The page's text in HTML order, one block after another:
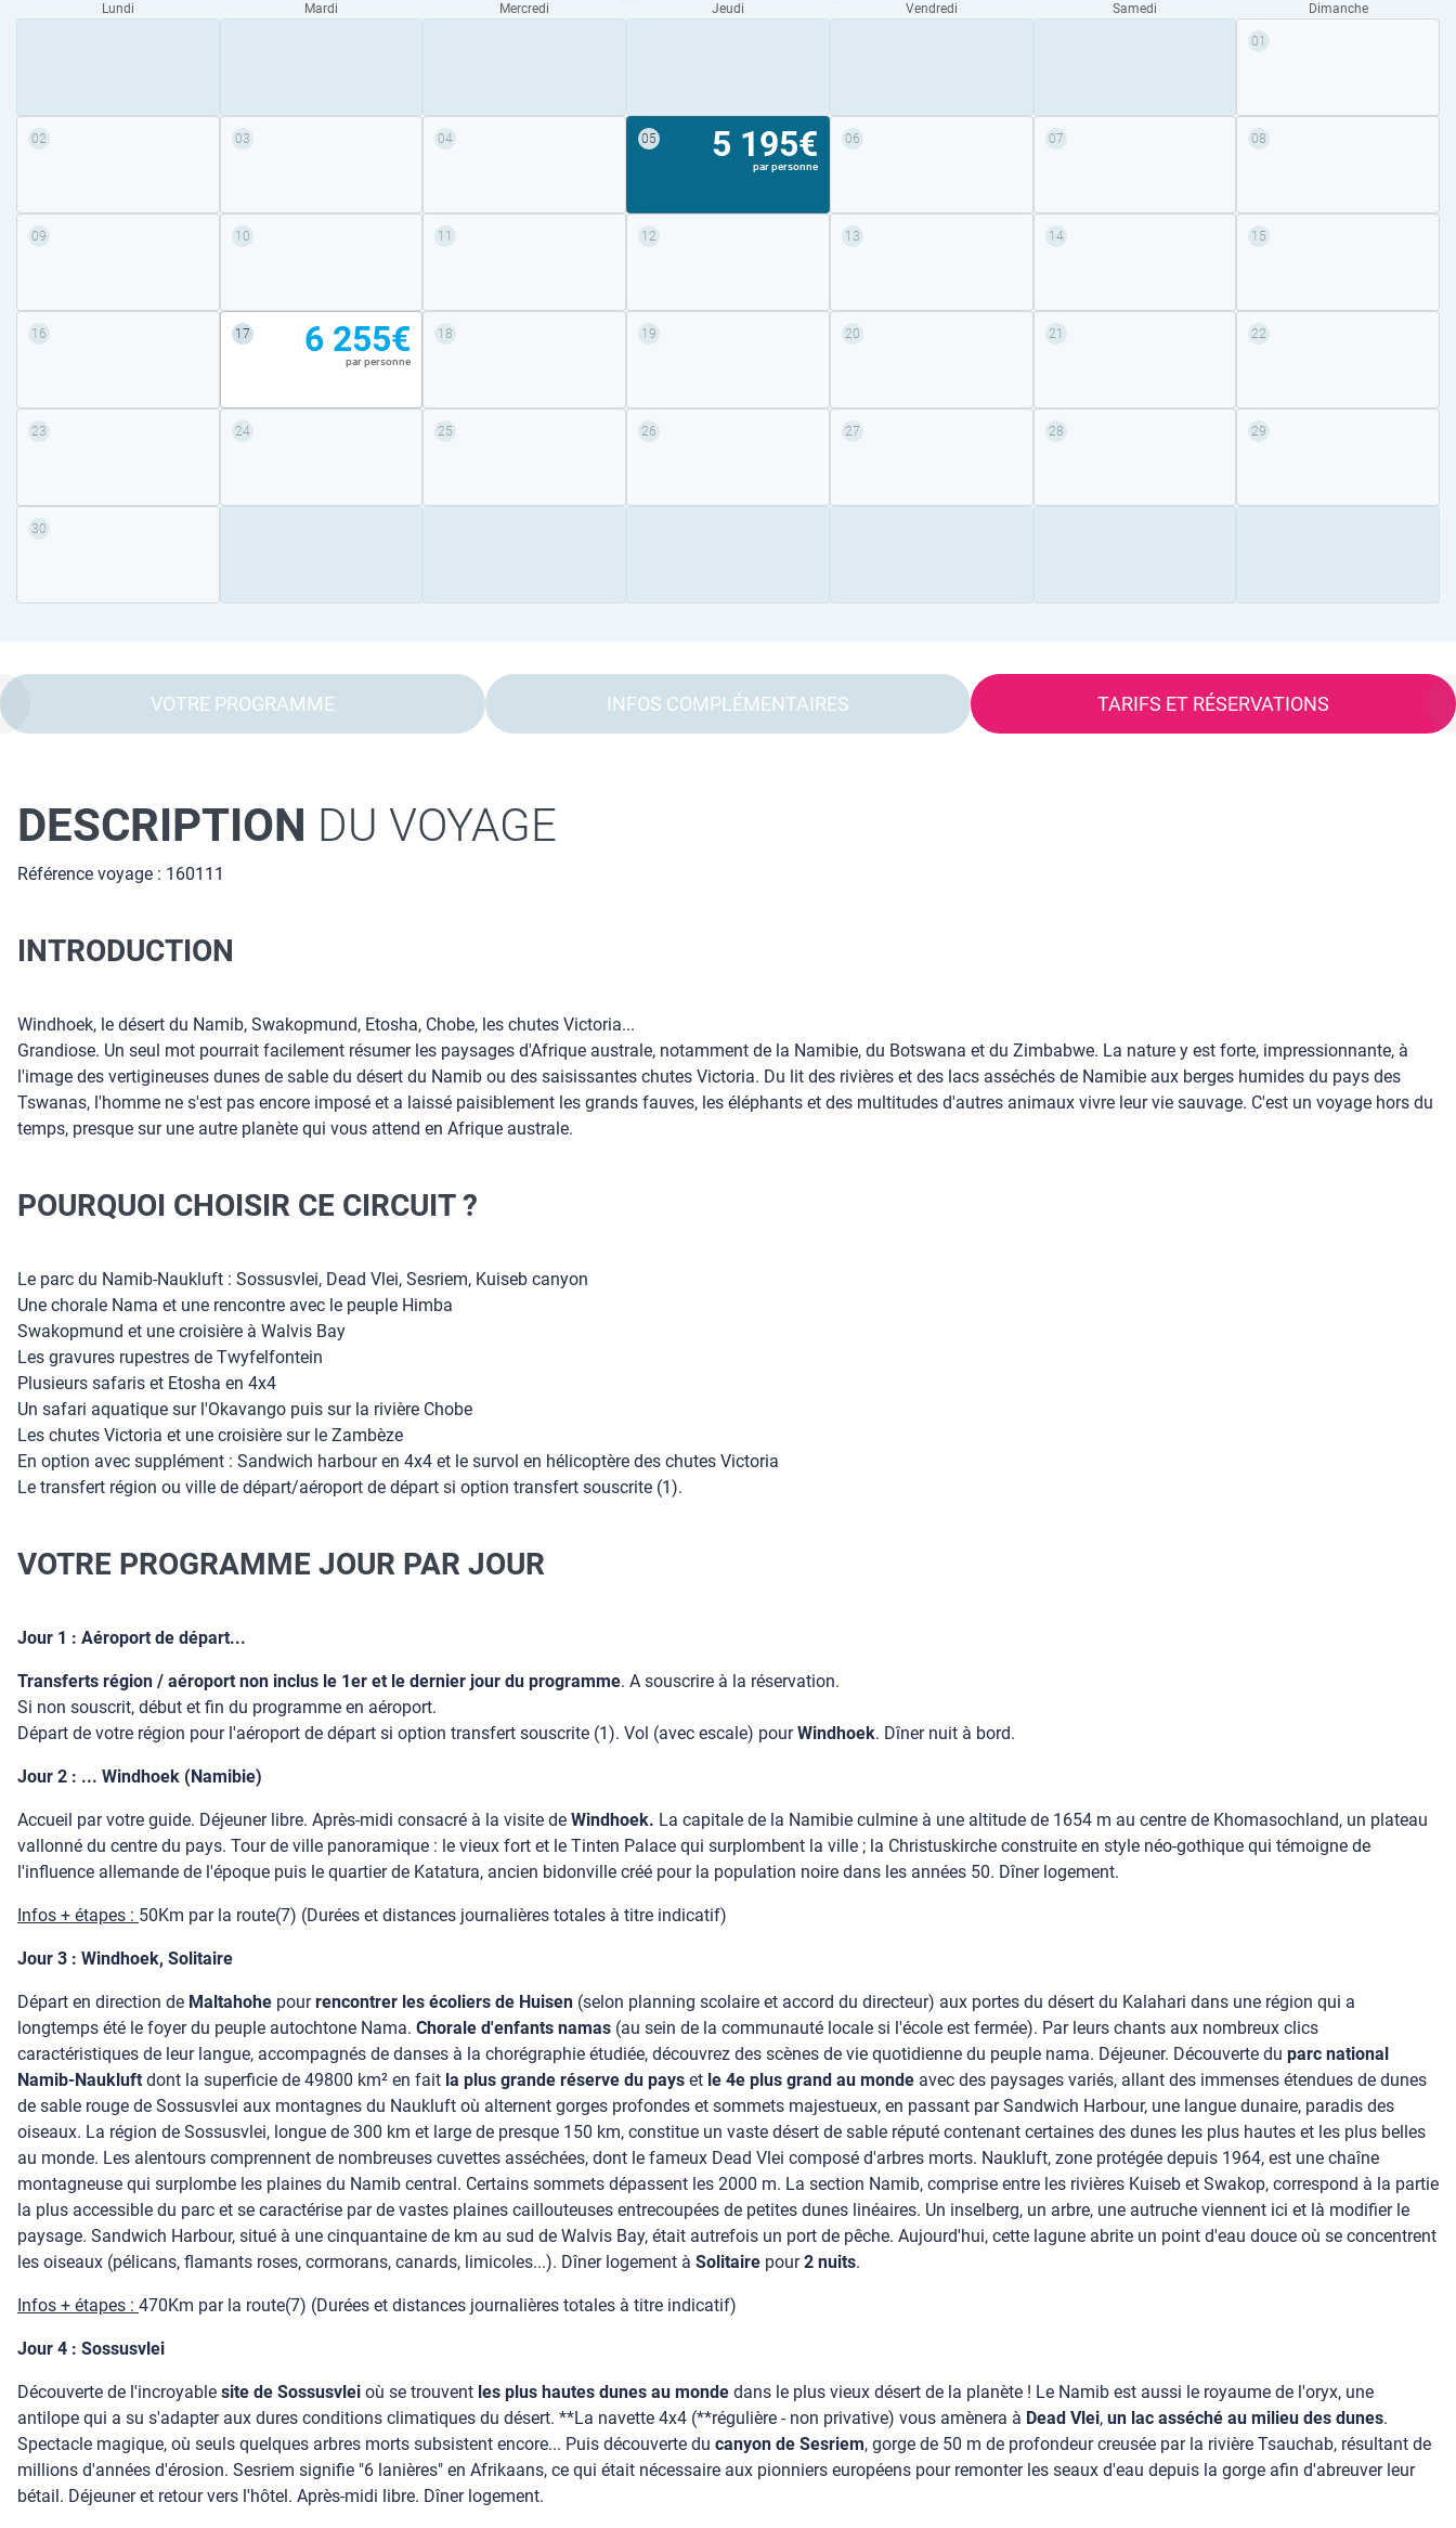
Lundi Mardi Mercredi Jeudi Vendredi Samedi Dimanche
01
02 03 04 05 5 195€
par personne
06 07 08
09 10 11 12 13 14 15
16 17 6 255€
par personne
18 19 20 21 22
23 24 25 26 27 28 29
30
VOTRE PROGRAMME INFOS COMPLÉMENTAIRES TARIFS ET RÉSERVATIONS
DESCRIPTION DU VOYAGE
Référence voyage : 160111
INTRODUCTION
Windhoek, le désert du Namib, Swakopmund, Etosha, Chobe, les chutes Victoria...
Grandiose. Un seul mot pourrait facilement résumer les paysages d'Afrique australe, notamment de la Namibie, du Botswana et du Zimbabwe. La nature y est forte, impressionnante, à
l'image des vertigineuses dunes de sable du désert du Namib ou des saisissantes chutes Victoria. Du lit des rivières et des lacs asséchés de Namibie aux berges humides du pays des
Tswanas, l'homme ne s'est pas encore imposé et a laissé paisiblement les grands fauves, les éléphants et des multitudes d'autres animaux vivre leur vie sauvage. C'est un voyage hors du
temps, presque sur une autre planète qui vous attend en Afrique australe.
POURQUOI CHOISIR CE CIRCUIT ?
Le parc du Namib-Naukluft : Sossusvlei, Dead Vlei, Sesriem, Kuiseb canyon
Une chorale Nama et une rencontre avec le peuple Himba
Swakopmund et une croisière à Walvis Bay
Les gravures rupestres de Twyfelfontein
Plusieurs safaris et Etosha en 4x4
Un safari aquatique sur l'Okavango puis sur la rivière Chobe
Les chutes Victoria et une croisière sur le Zambèze
En option avec supplément : Sandwich harbour en 4x4 et le survol en hélicoptère des chutes Victoria
Le transfert région ou ville de départ/aéroport de départ si option transfert souscrite (1).
VOTRE PROGRAMME JOUR PAR JOUR
Jour 1 : Aéroport de départ...
Transferts région / aéroport non inclus le 1er et le dernier jour du programme. A souscrire à la réservation.
Si non souscrit, début et fin du programme en aéroport.
Départ de votre région pour l'aéroport de départ si option transfert souscrite (1). Vol (avec escale) pourWindhoek. Dîner nuit à bord.
Jour 2 : ... Windhoek (Namibie)
Accueil par votre guide. Déjeuner libre. Après-midi consacré à la visite de Windhoek. La capitale de la Namibie culmine à une altitude de 1654 m au centre de Khomasochland, un plateau
vallonné du centre du pays. Tour de ville panoramique : le vieux fort et le Tinten Palace qui surplombent la ville ; la Christuskirche construite en style néo-gothique qui témoigne de
l'influence allemande de l'époque puis le quartier de Katatura, ancien bidonville créé pour la population noire dans les années 50. Dîner logement.
Infos + étapes : 50Km par la route(7) (Durées et distances journalières totales à titre indicatif)
Jour 3 : Windhoek, Solitaire
Départ en direction de Maltahohe pourrencontrer les écoliers de Huisen (selon planning scolaire et accord du directeur) aux portes du désert du Kalahari dans une région qui a
longtemps été le foyer du peuple autochtone Nama. Chorale d'enfants namas (au sein de la communauté locale si l'école est fermée). Par leurs chants aux nombreux clics
caractéristiques de leur langue, accompagnés de danses à la chorégraphie étudiée, découvrez des scènes de vie quotidienne du peuple nama. Déjeuner. Découverte du parc national
Namib-Naukluft dont la superficie de 49800 km² en fait la plus grande réserve du pays et le 4e plus grand au monde avec des paysages variés, allant des immenses étendues de dunes
de sable rouge de Sossusvlei aux montagnes du Naukluft où alternent gorges profondes et sommets majestueux, en passant par Sandwich Harbour, une langue dunaire, paradis des
oiseaux. La région de Sossusvlei, longue de 300 km et large de presque 150 km, constitue un vaste désert de sable réputé contenant certaines des dunes les plus hautes et les plus belles
au monde. Les alentours comprennent de nombreuses cuvettes asséchées, dont le fameux Dead Vlei composé d'arbres morts. Naukluft, zone protégée depuis 1964, est une chaîne
montagneuse qui surplombe les plaines du Namib central. Certains sommets dépassent les 2000 m. La section Namib, comprise entre les rivières Kuiseb et Swakop, correspond à la partie
la plus accessible du parc et se caractérise par de vastes plaines caillouteuses entrecoupées de petites dunes linéaires. Un inselberg, un arbre, une autruche viennent ici et là modifier le
paysage. Sandwich Harbour, situé à une cinquantaine de km au sud de Walvis Bay, était autrefois un port de pêche. Aujourd'hui, cette lagune abrite un point d'eau douce où se concentrent
les oiseaux (pélicans, flamants roses, cormorans, canards, limicoles...). Dîner logement à Solitaire pour2 nuits.
Infos + étapes : 470Km par la route(7) (Durées et distances journalières totales à titre indicatif)
Jour 4 : Sossusvlei
Découverte de l'incroyable site de Sossusvlei où se trouvent les plus hautes dunes au monde dans le plus vieux désert de la planète ! Le Namib est aussi le royaume de l'oryx, une
antilope qui a su s'adapter aux dures conditions climatiques du désert. **La navette 4x4 (**régulière - non privative) vous amènera à Dead Vlei, un lac asséché au milieu des dunes.
Spectacle magique, où seuls quelques arbres morts subsistent encore... Puis découverte du canyon de Sesriem, gorge de 50 m de profondeur creusée par la rivière Tsauchab, résultant de
millions d'années d'érosion. Sesriem signifie "6 lanières" en Afrikaans, ce qui était nécessaire aux pionniers européens pour remonter les seaux d'eau depuis la gorge afin d'abreuver leur
bétail. Déjeuner et retour vers l'hôtel. Après-midi libre. Dîner logement.